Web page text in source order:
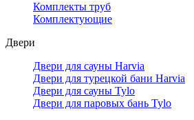
Комплекты труб
Комплектующие
Двери
Двери для сауны Harvia
Двери для турецкой бани Harvia
Двери для сауны Tylo
Двери для паровых бань Tylo